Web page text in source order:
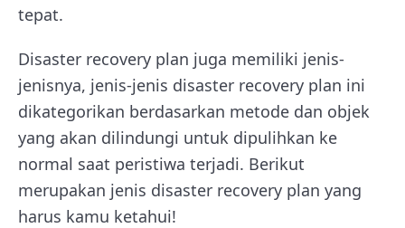
tepat.
Disaster recovery plan juga memiliki jenis-
jenisnya, jenis-jenis disaster recovery plan ini
dikategorikan berdasarkan metode dan objek
yang akan dilindungi untuk dipulihkan ke
normal saat peristiwa terjadi. Berikut
merupakan jenis disaster recovery plan yang
harus kamu ketahui!